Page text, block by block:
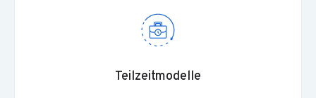
Teilzeitmodelle